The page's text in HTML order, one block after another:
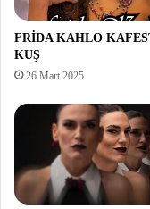
FRİDA KAHLO
KUŞ
26 Mart 2025